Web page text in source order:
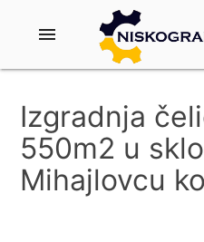
menu
Izgradnja
550m2 u
Mihajlovcu